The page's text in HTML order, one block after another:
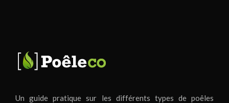
Un guide pratique sur les différents types de poêles